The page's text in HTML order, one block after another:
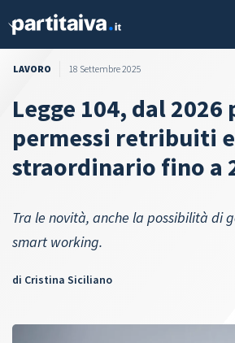
LAVORO 18 Settembre 2025
Legge 104, dal 2026
permessi retribuiti
straordinario fino a
Tra le novità, anche la possibilità di
smart working.
di Cristina Siciliano